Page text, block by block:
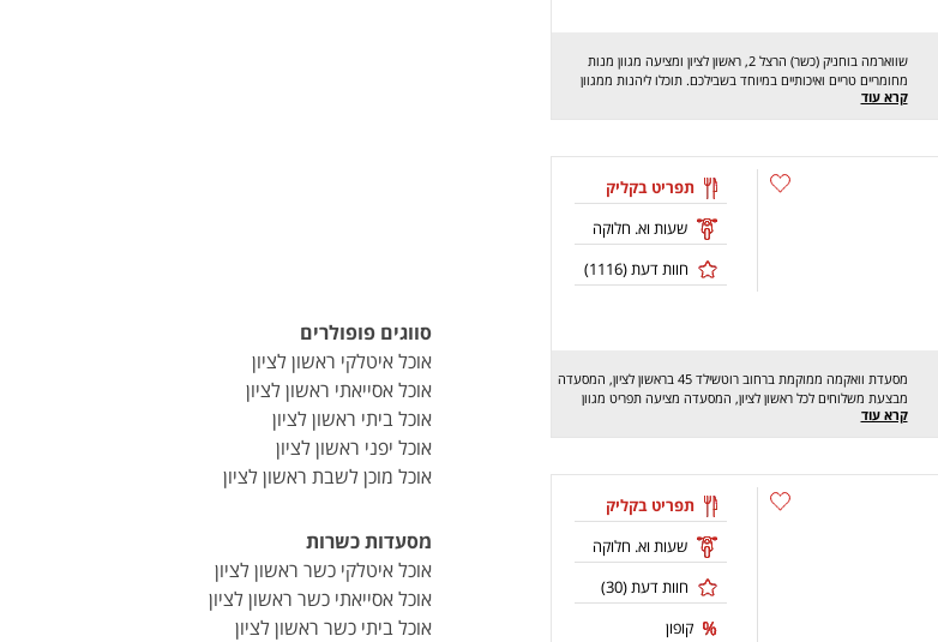
שווארמה בוחניק (כשר) הרצל 2, ראשון לציון ומציעה מגוון מנות
מחומריים טריים ואיכותיים במיוחד בשבילכם. תוכלו ליהנות ממגוון
מנות כמו: שווארמה, שיפודים ועוד. שווארמה בוחניק מבצעת
משלוחים בראשון לציון והסביבה. מחכים לכם לחוויה מהנה, שיהיה
קרא עוד
תפריט בקליק
שעות וא. חלוקה
חוות דעת (1116
)
מסעדת וואקמה ממוקמת ברחוב רוטשילד 45 בראשון לציון, המסעדה
מבצעת משלוחים לכל ראשון לציון, המסעדה מציעה תפריט מגוון
ורחב של מנות סופר טעימות כגון: מגוון סושי רחב,רולים מיוחדים,
קומבינציות, מרקים, סצ'ואן, עוף חמוץ מתוק, פאד קפאו וכו'.... אנו
קרא עוד
תפריט בקליק
שעות וא. חלוקה
חוות דעת (30
)
קופון
סווגים פופולרים
אוכל איטלקי ראשון לציון
אוכל אסייאתי ראשון לציון
אוכל ביתי ראשון לציון
אוכל יפני ראשון לציון
אוכל מוכן לשבת ראשון לציון
מסעדות כשרות
אוכל איטלקי כשר ראשון לציון
אוכל אסייאתי כשר ראשון לציון
אוכל ביתי כשר ראשון לציון